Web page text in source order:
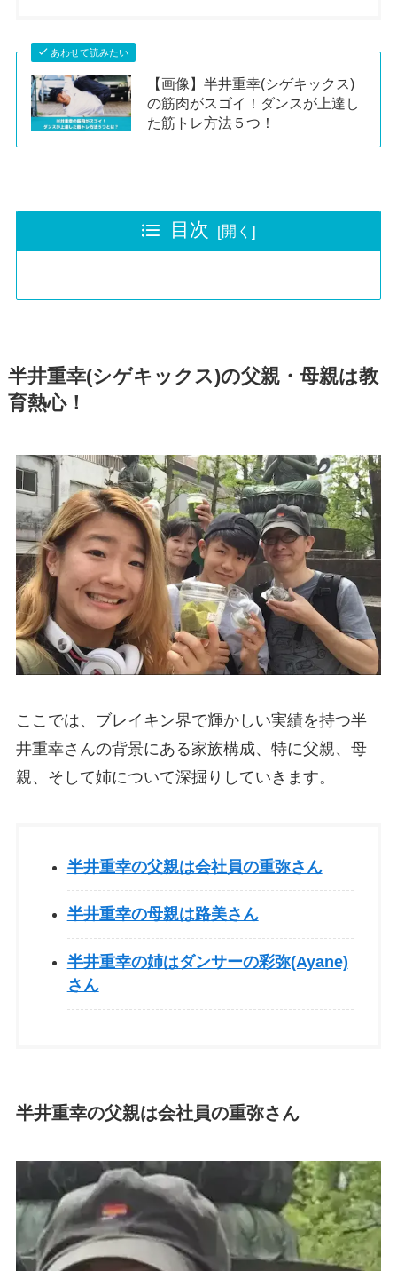
あわせて読みたい
【画像】半井重幸(シゲキックス)
の筋肉がスゴイ！ダンスが上達し
た筋トレ方法５つ！
目次
半井重幸(シゲキックス)の父親・母親は教
育熱心！
ここでは、ブレイキン界で輝かしい実績を持つ半
井重幸さんの背景にある家族構成、特に父親、母
親、そして姉について深掘りしていきます。
半井重幸の父親は会社員の重弥さん
半井重幸の母親は路美さん
半井重幸の姉はダンサーの彩弥(Ayane)
さん
半井重幸の父親は会社員の重弥さん